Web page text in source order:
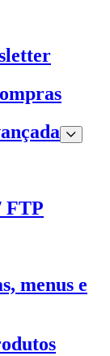
FTP
menus e